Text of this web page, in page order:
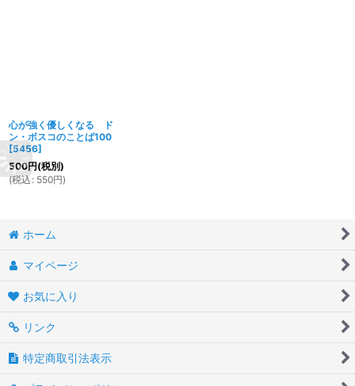
心が強く優しくなる ド
ン・ボスコのことば100
[5456]
500円(税別)
(税込 : 550円)
ホーム
マイページ
お気に入り
リンク
特定商取引法表示